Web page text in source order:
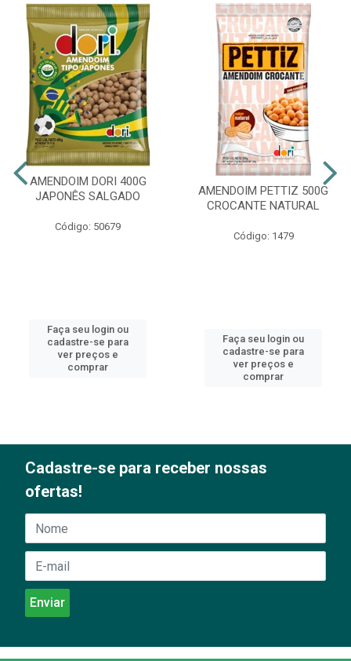
AMENDOIM DORI 400G
JAPONÊS SALGADO
Código: 50679
Faça seu login ou
cadastre-se para
ver preços e
comprar
AMENDOIM PETTIZ 500G
CROCANTE NATURAL
Código: 1479
Faça seu login ou
cadastre-se para
ver preços e
comprar
Cadastre-se para receber nossas
ofertas!